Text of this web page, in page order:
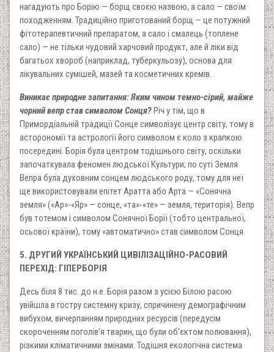
нагадують про Борію — борщ своєю назвою, а сало — своїм
походженням. Традиційно приготований борщ — це потужний
фітотерапевтичний препаратом, а сало і смалець (топлене
сало) — не тільки чудовий харчовий продукт, але й ліки від
багатьох хвороб (наприклад, туберкульозу), основа для
лікувальних сумішей, мазей та косметичних кремів.
Виникає природне запитання: Яким чином темно-сірий, майже
чорний вепр став символом Сонця?Річ у тім, що в
Примордіальній традиції Сонце символізує центр світу, тому в
асторономії та астрології його символом є коло з крапкою
посередині. Борія була центром тодішнього світу, оскільки
започаткувала феномен людської Культури; по суті Земля
Вепра була духовним сонцем людського роду, тому для неї
ще використовували епітет Аратта або Арта — «Сонячна
земля» («Ар»-«Яр» — сонце, «та»-«те» — земля, територія). Вепр
був тотемом і символом Сонячної Борії (тобто центральної,
осьової країни), тому «автоматично» став символом Сонця.
5. ДРУГИЙ УКРАЇНСЬКИЙ ЦИВІЛІЗАЦІЙНО-РАСОВИЙ
ПЕРЕХІД: ГІПЕРБОРІЯ
Десь біля 8 тис. до н.е. Борія разом з усією Білою расою
увійшла в гостру системну кризу, спричинену демографічним
вибухом, вичерпанням природних ресурсів (передусім
скороченням поголів’я тварин, що були об’єктом полювання),
різкими кліматичними змінами. Тодішня екологічна система